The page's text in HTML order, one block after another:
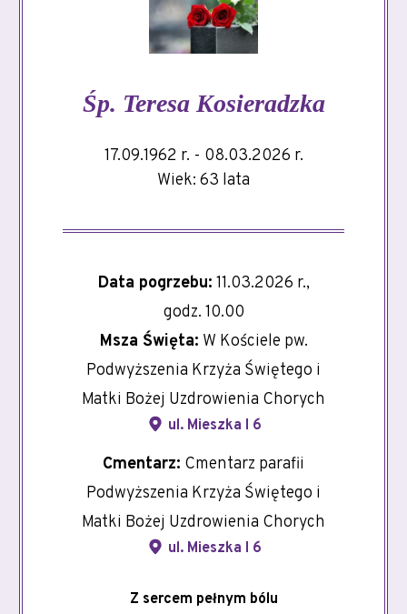
Śp. Teresa Kosieradzka
17.09.1962 r. - 08.03.2026 r.
Wiek: 63 lata
Data pogrzebu: 11.03.2026 r.,
godz. 10.00
Msza Święta: W Kościele pw.
Podwyższenia Krzyża Świętego i
Matki Bożej Uzdrowienia Chorych
ul. Mieszka I 6
Cmentarz: Cmentarz parafii
Podwyższenia Krzyża Świętego i
Matki Bożej Uzdrowienia Chorych
ul. Mieszka I 6
Z sercem pełnym bólu